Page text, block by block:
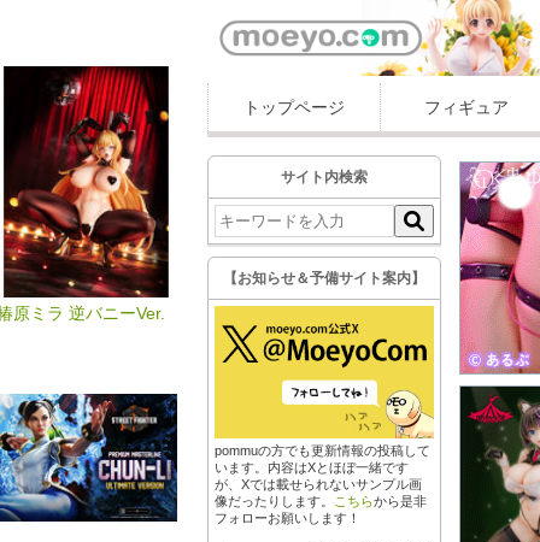
原ミラ 逆バニーVer.
トップページ フィギュア
サイト内検索
【お知らせ＆予備サイト案内】
pommuの方でも更新情報の投稿して
います。内容はXとほぼ一緒です
が、Xでは載せられないサンプル画
像だったりします。
こちらから是非
フォローお願いします！